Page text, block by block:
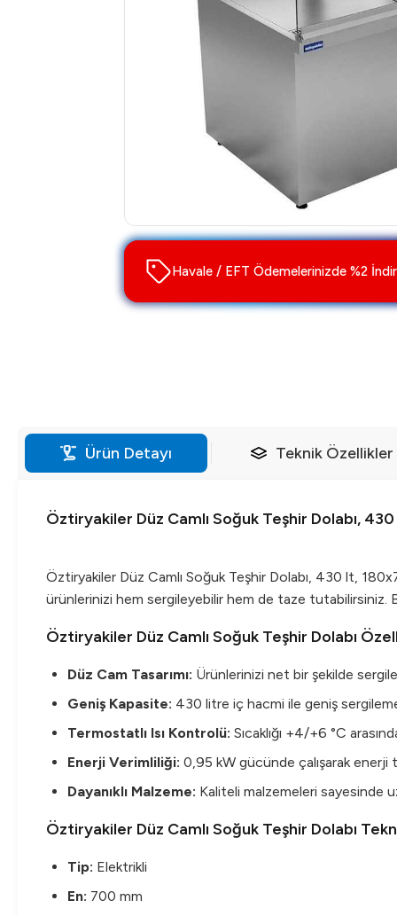
Havale / EFT Ödemelerinizde %2
Ürün Detayı Teknik Özellikler
Öztiryakiler Düz Camlı Soğuk Teşhir Dolabı,
Öztiryakiler Düz Camlı Soğuk Teşhir Dolabı, 430 lt,
ürünlerinizi hem sergileyebilir hem de taze tutabilirsiniz.
Öztiryakiler Düz Camlı Soğuk Teşhir Dolabı
Düz Cam Tasarımı: Ürünlerinizi net bir şekilde
Geniş Kapasite: 430 litre iç hacmi ile geniş
Termostatlı Isı Kontrolü: Sıcaklığı +4/+6 °C
Enerji Verimliliği: 0,95 kW gücünde çalışarak enerji
Dayanıklı Malzeme: Kaliteli malzemeleri sayesinde
Öztiryakiler Düz Camlı Soğuk Teşhir Dolabı
Tip: Elektrikli
En: 700 mm